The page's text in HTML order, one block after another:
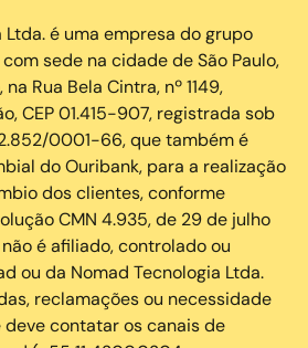
é uma empresa do grupo
sede na cidade de São Paulo,
Rua Bela Cintra, nº 1149,
CEP 01.415-907, registrada sob
0001-66, que também é
do Ouribank, para a realização
dos clientes, conforme
CMN 4.935, de 29 de julho
é afiliado, controlado ou
ou da Nomad Tecnologia Ltda.
reclamações ou necessidade
contatar os canais de